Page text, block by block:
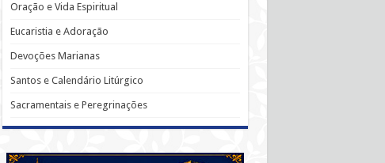
Oração e Vida Espiritual
Eucaristia e Adoração
Devoções Marianas
Santos e Calendário Litúrgico
Sacramentais e Peregrinações